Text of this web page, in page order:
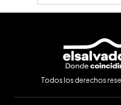
Todos los derechos